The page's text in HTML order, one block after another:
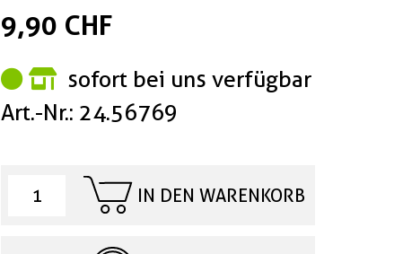
9,90 CHF
sofort bei uns verfügbar
Art.-Nr.: 24.56769
IN DEN WARENKORB